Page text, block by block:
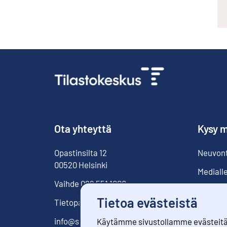
Tietoa evästeistä
Käytämme sivustollamme
Ota yhteyttä
Opastinsilta 12
00520 Helsinki
Vaihde 029 551 1000
Tietopalvelu029 551 2220
info@stat.fi
Kysy
Medialle